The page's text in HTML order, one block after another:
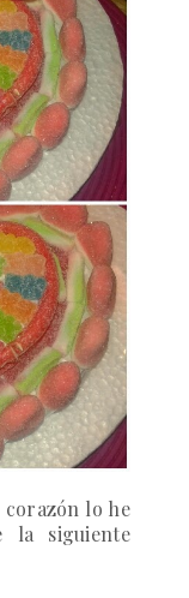
lo he
la siguiente